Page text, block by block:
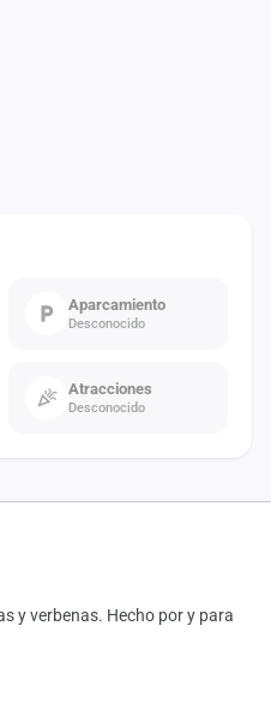
Aparcamiento
Desconocido
Atracciones
Desconocido
y verbenas. Hecho por y para